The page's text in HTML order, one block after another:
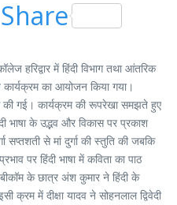
WhatsApp
Share
हरिद्वार में हिंदी विभाग तथा आंतरिक
कार्यक्रम का आयोजन किया गया।
गई। कार्यक्रम की रूपरेखा समझते हुए
भाषा के उद्भव और विकास पर प्रकाश
सप्तशती से मां दुर्गा की स्तुति की जबकि
पर हिंदी भाषा में कविता का पाठ
के छात्र अंश कुमार ने हिंदी के
क्रम में दीक्षा यादव ने सोहनलाल द्विवेदी